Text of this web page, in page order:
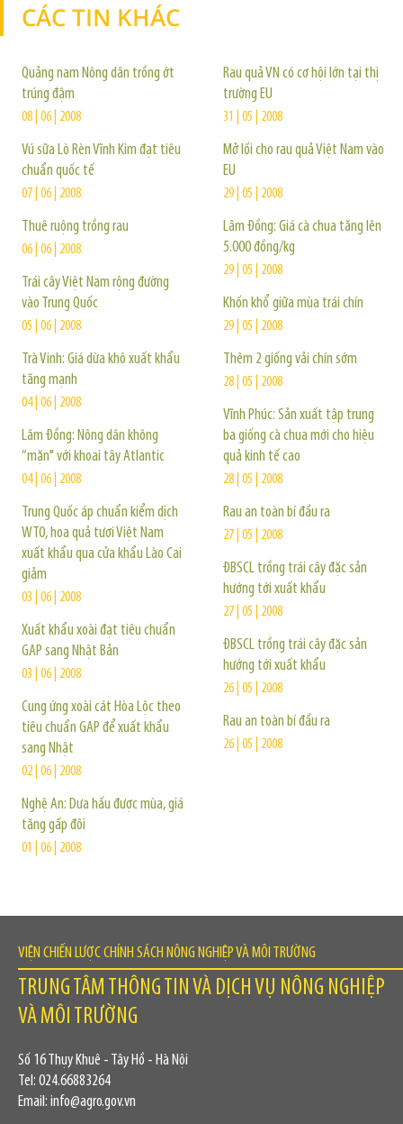
CÁC TIN KHÁC
Quảng nam Nông dân trồng ớt
trúng đậm
08 | 06 | 2008
Vú sữa Lò Rèn Vĩnh Kim đạt tiêu
chuẩn quốc tế
07 | 06 | 2008
Thuê ruộng trồng rau
06 | 06 | 2008
Trái cây Việt Nam rộng đường
vào Trung Quốc
05 | 06 | 2008
Trà Vinh: Giá dừa khô xuất khẩu
tăng mạnh
04 | 06 | 2008
Lâm Đồng: Nông dân không
“mặn" với khoai tây Atlantic
04 | 06 | 2008
Trung Quốc áp chuẩn kiểm dịch
WTO, hoa quả tươi Việt Nam
xuất khẩu qua cửa khẩu Lào Cai
giảm
03 | 06 | 2008
Xuất khẩu xoài đạt tiêu chuẩn
GAP sang Nhật Bản
03 | 06 | 2008
Cung ứng xoài cát Hòa Lộc theo
tiêu chuẩn GAP để xuất khẩu
sang Nhật
02 | 06 | 2008
Nghệ An: Dưa hấu được mùa, giá
tăng gấp đôi
01 | 06 | 2008
Rau quả VN có cơ hội lớn tại thị
trường EU
31 | 05 | 2008
Mở lối cho rau quả Việt Nam vào
EU
29 | 05 | 2008
Lâm Đồng: Giá cà chua tăng lên
5.000 đồng/kg
29 | 05 | 2008
Khốn khổ giữa mùa trái chín
29 | 05 | 2008
Thêm 2 giống vải chín sớm
28 | 05 | 2008
Vĩnh Phúc: Sản xuất tập trung
ba giống cà chua mới cho hiệu
quả kinh tế cao
28 | 05 | 2008
Rau an toàn bí đầu ra
27 | 05 | 2008
ĐBSCL trồng trái cây đặc sản
hướng tới xuất khẩu
27 | 05 | 2008
ĐBSCL trồng trái cây đặc sản
hướng tới xuất khẩu
26 | 05 | 2008
Rau an toàn bí đầu ra
26 | 05 | 2008
VIỆN CHIẾN LƯỢC CHÍNH SÁCH NÔNG NGHIỆP VÀ MÔI TRƯỜNG
TRUNG TÂM THÔNG TIN VÀ DỊCH VỤ NÔNG NGHIỆP
VÀ MÔI TRƯỜNG
Số 16 Thụy Khuê - Tây Hồ - Hà Nội
Tel: 024.66883264
Email: info@agro.gov.vn